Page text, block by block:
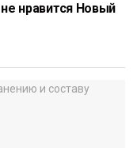
нравится Новый